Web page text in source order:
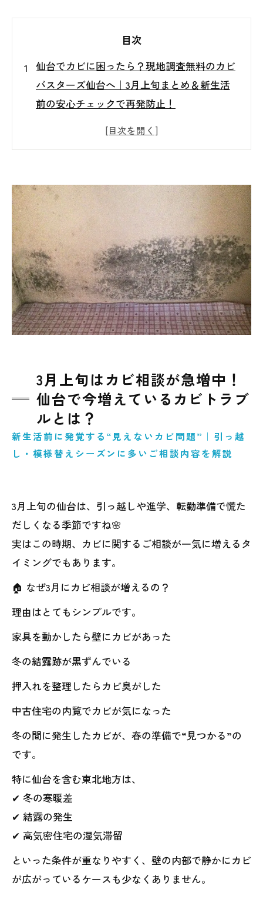
目次
仙台でカビに困ったら？現地調査無料のカビ
バスターズ仙台へ｜3月上旬まとめ＆新生活
前の安心チェックで再発防止！
3月上旬はカビ相談が急増中！仙台で今増え
ポイントとは？【仙台で急増中】
表面だけじゃない？壁の中に潜む“見えない
カビ”の本当の怖さ
ファイバースコープで壁の中を“見える化”｜
仙台で増える壁内カビ調査とは？
含水率検査とは？カビ再発を防ぐために欠か
せない“水分チェック”の重要性
負圧検査とは？カビ再発を招く“空気の流
ない不安を“数値”で確認する方法
原因を改善しないと再発する？現代住宅でカ
ビが繰り返す本当の理由
東北地方のカビ問題はお任せください｜カビ
バスターズ仙台が選ばれる理由
3月上旬はカビ相談が急増中！
仙台で今増えているカビトラブ
ルとは？
新生活前に発覚する“見えないカビ問題”｜引っ越
し・模様替えシーズンに多いご相談内容を解説
3月上旬の仙台は、引っ越しや進学、転勤準備で慌た
だしくなる季節ですね🌸
実はこの時期、カビに関するご相談が一気に増えるタ
イミングでもあります。
🏠 なぜ3月にカビ相談が増えるの？
理由はとてもシンプルです。
家具を動かしたら壁にカビがあった
冬の結露跡が黒ずんでいる
押入れを整理したらカビ臭がした
中古住宅の内覧でカビが気になった
冬の間に発生したカビが、春の準備で“見つかる”の
です。
特に仙台を含む東北地方は、
✔ 冬の寒暖差
✔ 結露の発生
✔ 高気密住宅の湿気滞留
といった条件が重なりやすく、壁の内部で静かにカビ
が広がっているケースも少なくありません。